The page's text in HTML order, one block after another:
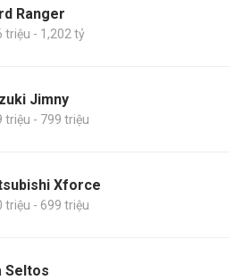
Ranger
triệu - 1,202 tỷ
Jimny
triệu - 799 triệu
Xforce
triệu - 699 triệu
Seltos